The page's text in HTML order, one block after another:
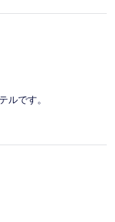
ルです。